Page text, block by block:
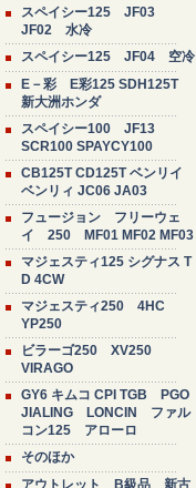
スペイシー125 JF03
JF02 水冷
スペイシー125 JF04 空冷
E－彩 E彩125 SDH125T
新大洲ホンダ
スペイシー100 JF13
SCR100 SPAYCY100
CB125T CD125T ベンリイ
ベンリィ JC06 JA03
フュージョン フリーウェ
イ 250 MF01 MF02 MF03
マジェスティ125 シグナス T
D 4CW
マジェスティ250 4HC
YP250
ビラーゴ250 XV250
VIRAGO
GY6 キムコ CPI TGB PGO
JIALING LONCIN ファル
コン125 アローロ
そのほか
アウトレット B級品 新古